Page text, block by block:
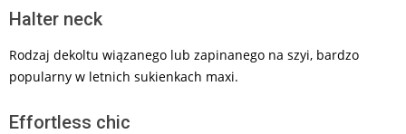
Halter neck
Rodzaj dekoltu wiązanego lub zapinanego na szyi, bardzo
popularny w letnich sukienkach maxi.
Effortless chic